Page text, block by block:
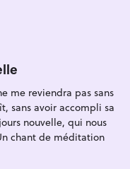
me reviendra pas sans
sans avoir accompli sa
nouvelle, qui nous
chant de méditation